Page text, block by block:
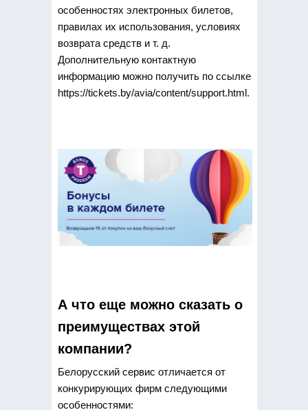
особенностях электронных билетов,
правилах их использования, условиях
возврата средств и т. д.
Дополнительную контактную
информацию можно получить по ссылке
https://tickets.by/avia/content/support.html.
А что еще можно сказать о
преимуществах этой
компании?
Белорусский сервис отличается от
конкурирующих фирм следующими
особенностями: